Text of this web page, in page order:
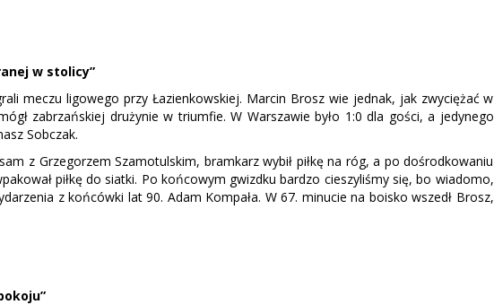
w stolicy”
meczu ligowego przy Łazienkowskiej. Marcin Brosz wie jednak, jak zwyciężać w
zabrzańskiej drużynie w triumfie. W Warszawie było 1:0 dla gości, a jedynego
Sobczak.
z Grzegorzem Szamotulskim, bramkarz wybił piłkę na róg, a po dośrodkowaniu
piłkę do siatki. Po końcowym gwizdku bardzo cieszyliśmy się, bo wiadomo,
z końcówki lat 90. Adam Kompała. W 67. minucie na boisko wszedł Brosz,